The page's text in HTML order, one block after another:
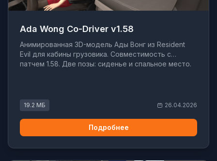
Ada Wong Co-Driver v1.58
Анимированная 3D-модель Ады Вонг из Resident
Evil для кабины грузовика. Совместимость с
патчем 1.58. Две позы: сиденье и спальное место.
19.2 МБ 26.04.2026
Подробнее